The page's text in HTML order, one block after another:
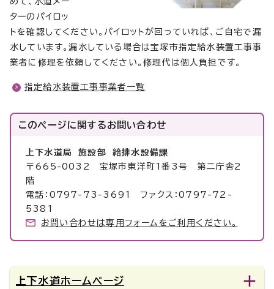
ターのパイロッ
トを確認してください。パイロットが回っていれば、ご自宅で漏
水しています。漏水している場合は宝塚市指定給水装置工事事
業者に修理を依頼してください。修理代は個人負担です。
指定給水装置工事事業者一覧
このページに関するお問い合わせ
上下水道局 施設部 給排水設備課
〒665-0032 宝塚市東洋町1番3号 第二庁舎2
階
電話：0797-73-3691 ファクス：0797-72-
5381
お問い合わせは専用フォームをご利用ください。
上下水道ホームページ